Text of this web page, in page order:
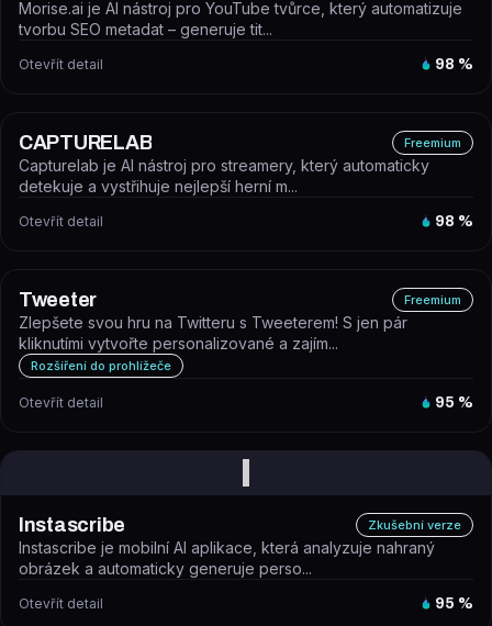
Morise.ai je AI nástroj pro YouTube tvůrce, který automatizuje
tvorbu SEO metadat – generuje tit...
Otevřít detail 98 %
CAPTURELAB Freemium
Capturelab je AI nástroj pro streamery, který automaticky
detekuje a vystřihuje nejlepší herní m...
Otevřít detail 98 %
Tweeter Freemium
Zlepšete svou hru na Twitteru s Tweeterem! S jen pár
kliknutími vytvořte personalizované a zajím...
Rozšíření do prohlížeče
Otevřít detail 95 %
I
Instascribe Zkušební verze
Instascribe je mobilní AI aplikace, která analyzuje nahraný
obrázek a automaticky generuje perso...
Otevřít detail 95 %